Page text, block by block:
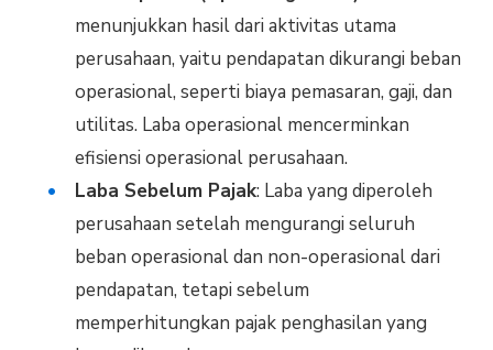
menunjukkan hasil dari aktivitas utama
perusahaan, yaitu pendapatan dikurangi beban
operasional, seperti biaya pemasaran, gaji, dan
utilitas. Laba operasional mencerminkan
efisiensi operasional perusahaan.
Laba Sebelum Pajak: Laba yang diperoleh
perusahaan setelah mengurangi seluruh
beban operasional dan non-operasional dari
pendapatan, tetapi sebelum
memperhitungkan pajak penghasilan yang